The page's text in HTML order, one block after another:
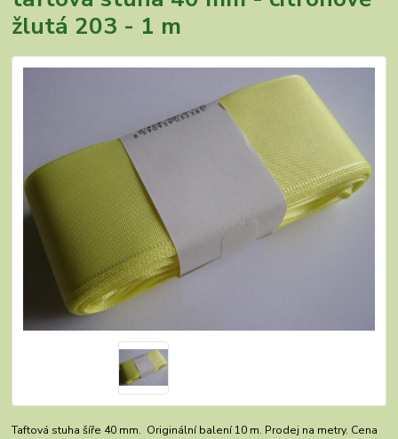
žlutá 203 - 1 m
Taftová stuha šíře 40 mm. Originální balení 10 m. Prodej na metry. Cena